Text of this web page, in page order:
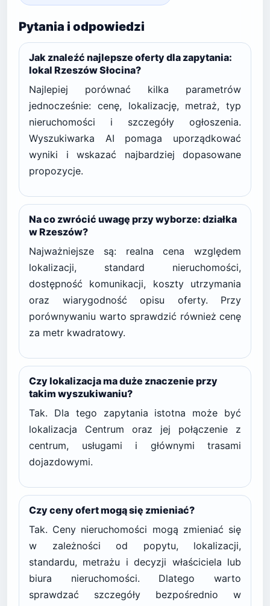
Pytania i odpowiedzi
Jak znaleźć najlepsze oferty dla zapytania:
lokal Rzeszów Słocina?
Najlepiej porównać kilka parametrów
jednocześnie: cenę, lokalizację, metraż, typ
nieruchomości i szczegóły ogłoszenia.
Wyszukiwarka AI pomaga uporządkować
wyniki i wskazać najbardziej dopasowane
propozycje.
Na co zwrócić uwagę przy wyborze: działka
w Rzeszów?
Najważniejsze są: realna cena względem
lokalizacji, standard nieruchomości,
dostępność komunikacji, koszty utrzymania
oraz wiarygodność opisu oferty. Przy
porównywaniu warto sprawdzić również cenę
za metr kwadratowy.
Czy lokalizacja ma duże znaczenie przy
takim wyszukiwaniu?
Tak. Dla tego zapytania istotna może być
lokalizacja Centrum oraz jej połączenie z
centrum, usługami i głównymi trasami
dojazdowymi.
Czy ceny ofert mogą się zmieniać?
Tak. Ceny nieruchomości mogą zmieniać się
w zależności od popytu, lokalizacji,
standardu, metrażu i decyzji właściciela lub
biura nieruchomości. Dlatego warto
sprawdzać szczegóły bezpośrednio w